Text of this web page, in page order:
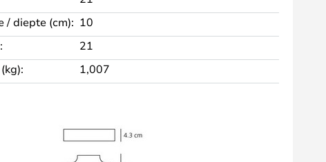
/ diepte (cm): 10
21
1,007